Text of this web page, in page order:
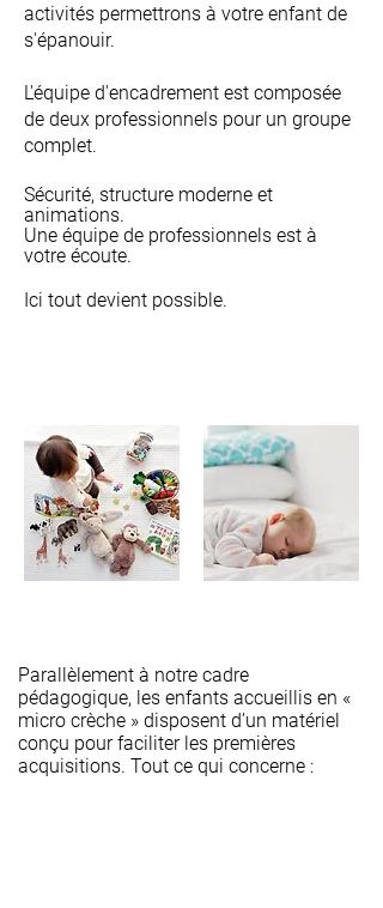
activités permettrons à votre enfant de
s'épanouir.
L'équipe d'encadrement est composée
de deux professionnels pour un groupe
complet.
Sécurité, structure moderne et
animations.
Une équipe de professionnels est à
votre écoute.
Ici tout devient possible.
Parallèlement à notre cadre
pédagogique, les enfants accueillis en «
micro crèche » disposent d’un matériel
conçu pour faciliter les premières
acquisitions. Tout ce qui concerne :